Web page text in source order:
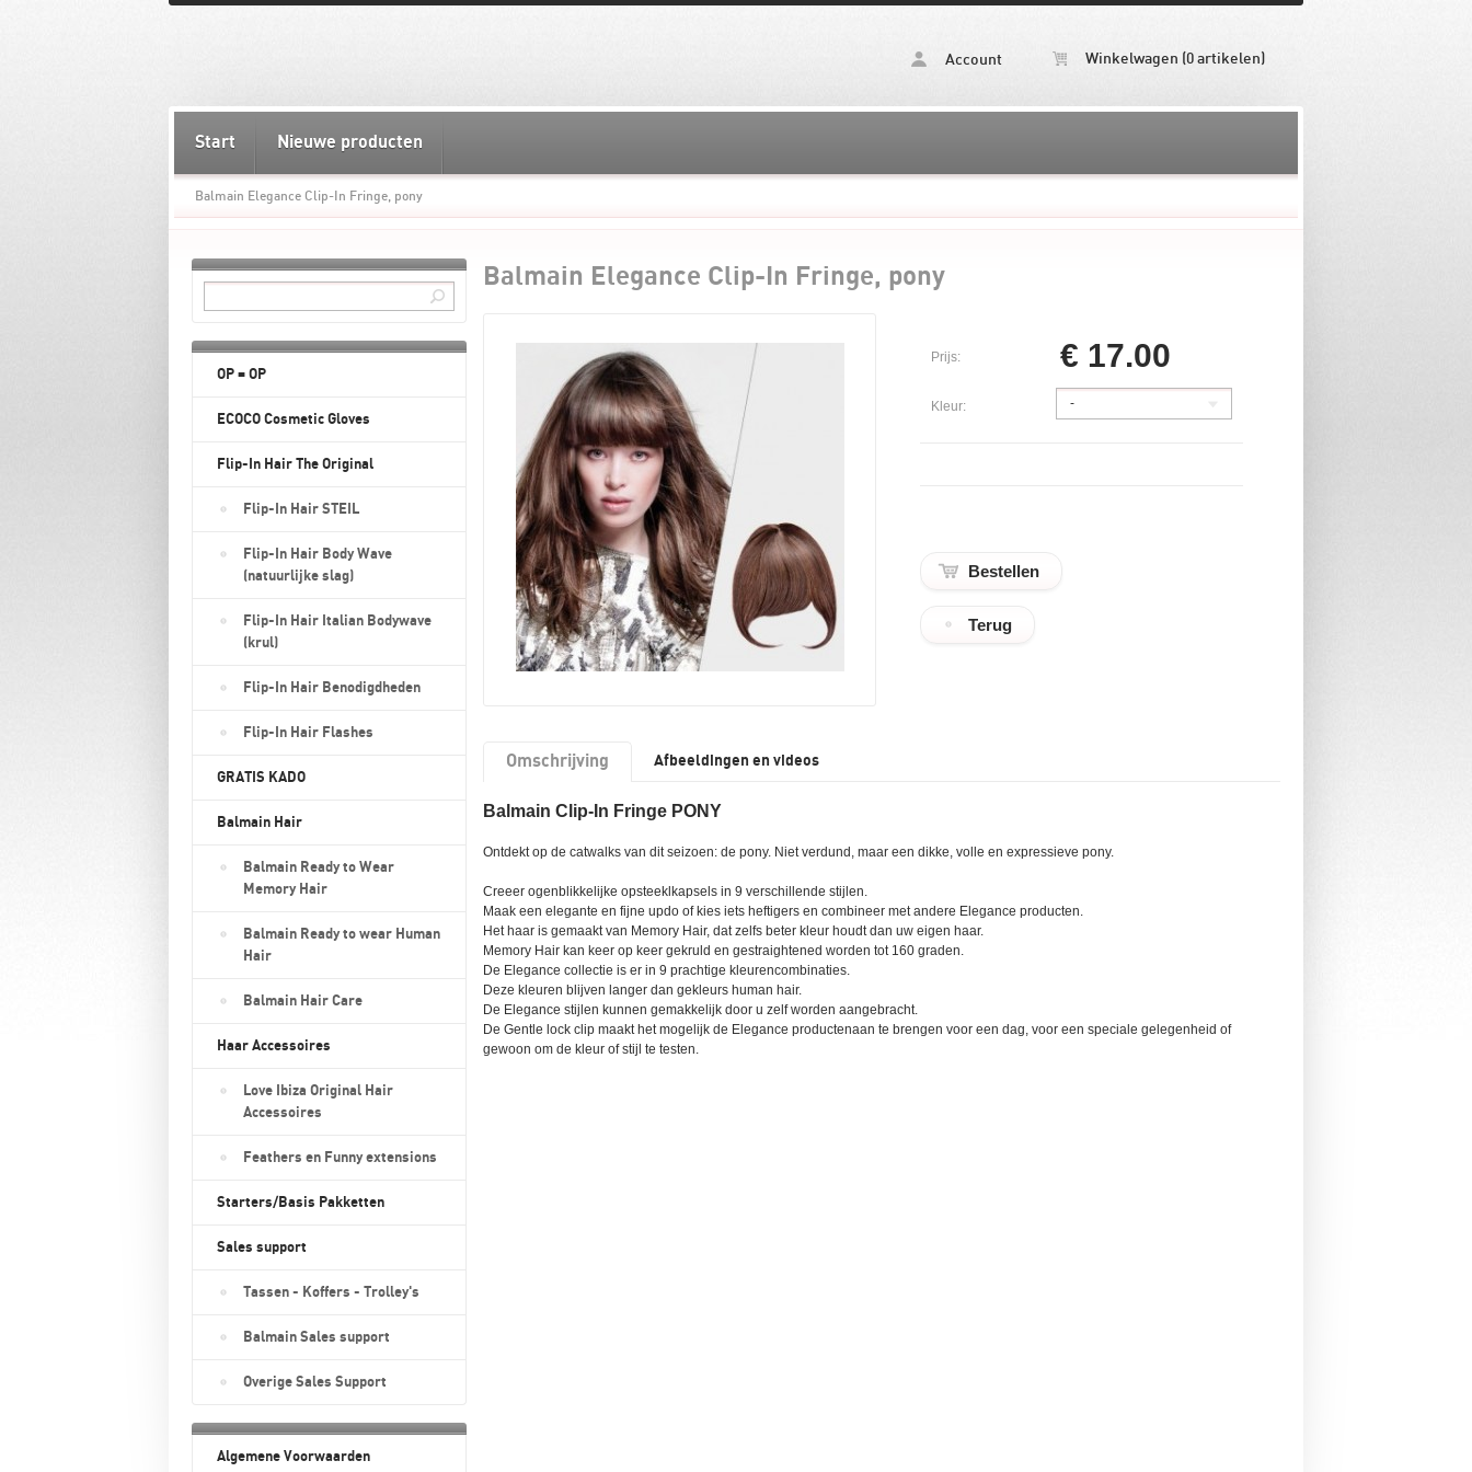
Account Winkelwagen (0 artikelen)
Start Nieuwe producten
Balmain Elegance Clip-In Fringe, pony
OP = OP
ECOCO Cosmetic Gloves
Flip-In Hair The Original
Flip-In Hair STEIL
Flip-In Hair Body Wave
(natuurlijke slag)
Flip-In Hair Italian Bodywave
(krul)
Flip-In Hair Benodigdheden
Flip-In Hair Flashes
GRATIS KADO
Balmain Hair
Balmain Ready to Wear
Memory Hair
Balmain Ready to wear Human
Hair
Balmain Hair Care
Haar Accessoires
Love Ibiza Original Hair
Accessoires
Feathers en Funny extensions
Starters/Basis Pakketten
Sales support
Tassen - Koffers - Trolley's
Balmain Sales support
Overige Sales Support
Algemene Voorwaarden
Balmain Elegance Clip-In Fringe, pony
Prijs: € 17.00
Kleur: -
Terug
Omschrijving Afbeeldingen en videos
Balmain Clip-In Fringe PONY
Ontdekt op de catwalks van dit seizoen: de pony. Niet verdund, maar een dikke, volle en expressieve pony.
Creeer ogenblikkelijke opsteeklkapsels in 9 verschillende stijlen.
Maak een elegante en fijne updo of kies iets heftigers en combineer met andere Elegance producten.
Het haar is gemaakt van Memory Hair, dat zelfs beter kleur houdt dan uw eigen haar.
Memory Hair kan keer op keer gekruld en gestraightened worden tot 160 graden.
De Elegance collectie is er in 9 prachtige kleurencombinaties.
Deze kleuren blijven langer dan gekleurs human hair.
De Elegance stijlen kunnen gemakkelijk door u zelf worden aangebracht.
De Gentle lock clip maakt het mogelijk de Elegance productenaan te brengen voor een dag, voor een speciale gelegenheid of
gewoon om de kleur of stijl te testen.